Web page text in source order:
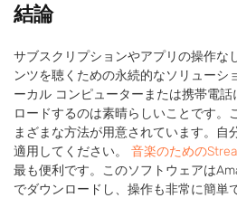
結論
サブスクリプションやアプリの操作な
ンツを聴くための永続的なソリューシ
ーカル コンピューターまたは携帯電
ロードするのは素晴らしいことです。
まざまな方法が用意されています。自
適用してください。 音楽のための
最も便利です。このソフトウェアは
でダウンロードし、操作も非常に簡単